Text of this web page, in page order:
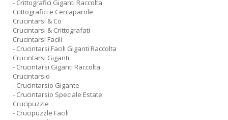
- Crittografici Giganti Raccolta
Crittografici e Cercaparole
Crucintarsi & Co
Crucintarsi & Crittografati
Crucintarsi Facili
- Crucintarsi Facili Giganti Raccolta
Crucintarsi Giganti
- Crucintarsi Giganti Raccolta
Crucintarsio
- Crucintarsio Gigante
- Crucintarsio Speciale Estate
Crucipuzzle
- Crucipuzzle Facili